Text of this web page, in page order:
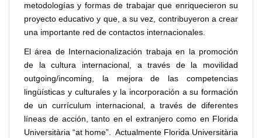
metodologías y formas de trabajar que enriquecieron su
proyecto educativo y que, a su vez, contribuyeron a crear
una importante red de contactos internacionales.
El área de Internacionalización trabaja en la promoción
de la cultura internacional, a través de la movilidad
outgoing/incoming, la mejora de las competencias
lingüísticas y culturales y la incorporación a su formación
de un currículum internacional, a través de diferentes
líneas de acción, tanto en el extranjero como en Florida
Universitària “at home”. Actualmente Florida Universitària